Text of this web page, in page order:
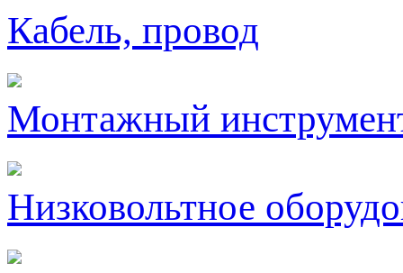
Кабель, провод
Монтажный
Низковольтное